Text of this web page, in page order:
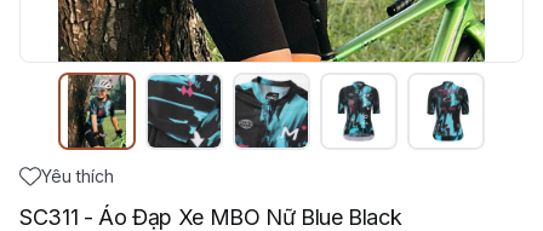
Yêu thích
SC311 - Áo Đạp Xe MBO Nữ Blue Black